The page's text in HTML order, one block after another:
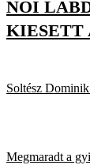
NŐI
KIESETT
Soltész
Megmaradt a